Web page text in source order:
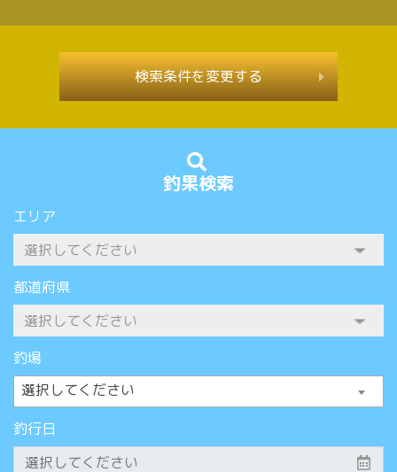
釣果検索
エリア
都道府県
釣場
選択してください
釣行日
検索条件を変更する